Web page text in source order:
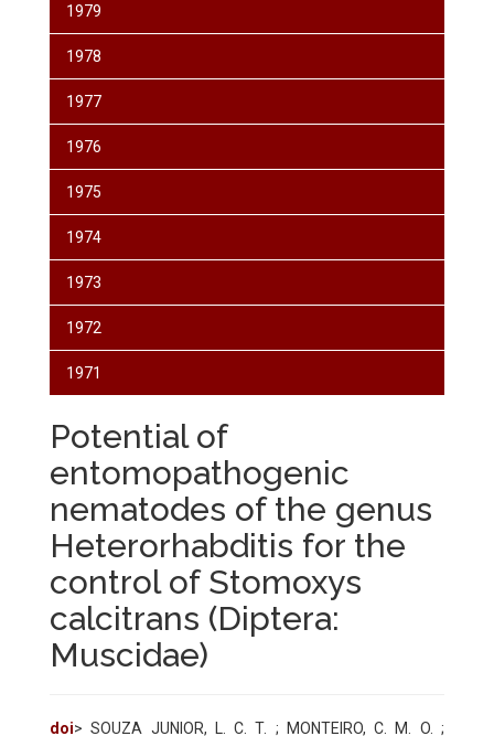
1979
1978
1977
1976
1975
1974
1973
1972
1971
Potential of
entomopathogenic
nematodes of the genus
Heterorhabditis for the
control of Stomoxys
calcitrans (Diptera:
Muscidae)
doi> SOUZA JUNIOR, L. C. T. ; MONTEIRO, C. M. O. ;